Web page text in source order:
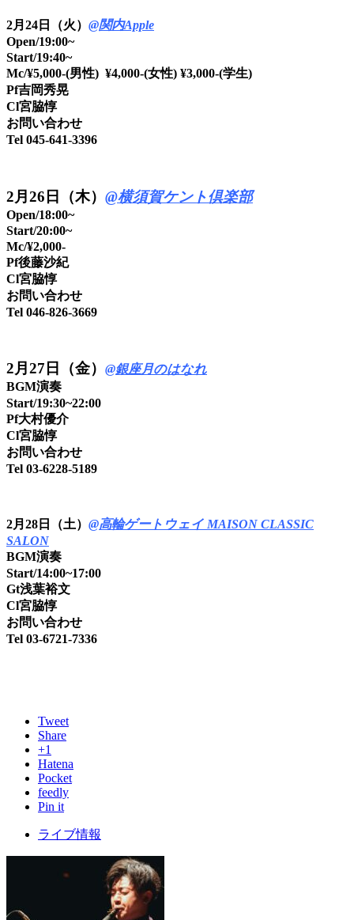
2月24日（火） @関内Apple
Open/19:00~
Start/19:40~
Mc/¥5,000-(男性) ¥4,000-(女性) ¥3,000-(学生)
Pf吉岡秀晃
Cl宮脇惇
お問い合わせ
Tel 045-641-3396
2月26日（木） @横須賀ケント倶楽部
Open/18:00~
Start/20:00~
Mc/¥2,000-
Pf後藤沙紀
Cl宮脇惇
お問い合わせ
Tel 046-826-3669
2月27日（金） @銀座月のはなれ
BGM演奏
Start/19:30~22:00
Pf大村優介
Cl宮脇惇
お問い合わせ
Tel 03-6228-5189
2月28日（土） @高輪ゲートウェイ MAISON CLASSIC
SALON
BGM演奏
Start/14:00~17:00
Gt浅葉裕文
Cl宮脇惇
お問い合わせ
Tel 03-6721-7336
Tweet
Share
+1
Hatena
Pocket
feedly
Pin it
ライブ情報